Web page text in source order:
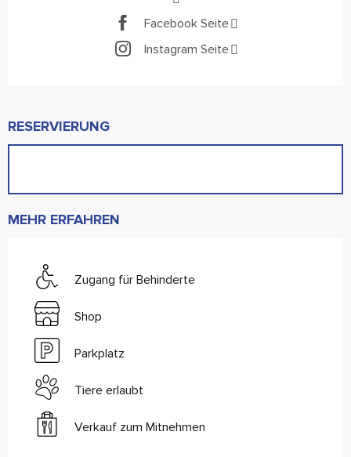
Facebook Seite
Instagram Seite
RESERVIERUNG
MEHR ERFAHREN
Zugang für Behinderte
Shop
Parkplatz
Tiere erlaubt
Verkauf zum Mitnehmen